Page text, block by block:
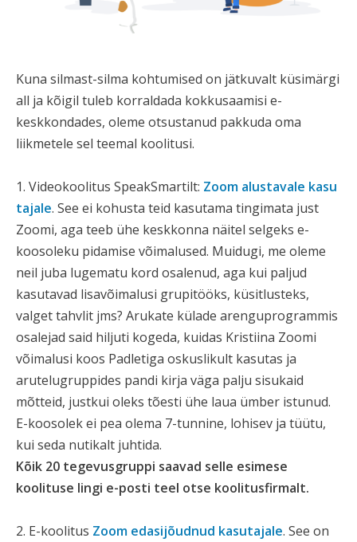
Kuna silmast-silma kohtumised on jätkuvalt küsimärgi
all ja kõigil tuleb korraldada kokkusaamisi e-
keskkondades, oleme otsustanud pakkuda oma
liikmetele sel teemal koolitusi.
1. Videokoolitus SpeakSmartilt: Zoom alustavale kasu
tajale. See ei kohusta teid kasutama tingimata just
Zoomi, aga teeb ühe keskkonna näitel selgeks e-
koosoleku pidamise võimalused. Muidugi, me oleme
neil juba lugematu kord osalenud, aga kui paljud
kasutavad lisavõimalusi grupitööks, küsitlusteks,
valget tahvlit jms? Arukate külade arenguprogrammis
osalejad said hiljuti kogeda, kuidas Kristiina Zoomi
võimalusi koos Padletiga oskuslikult kasutas ja
arutelugruppides pandi kirja väga palju sisukaid
mõtteid, justkui oleks tõesti ühe laua ümber istunud.
E-koosolek ei pea olema 7-tunnine, lohisev ja tüütu,
kui seda nutikalt juhtida.
Kõik 20 tegevusgruppi saavad selle esimese
koolituse lingi e-posti teel otse koolitusfirmalt.
2. E-koolitus Zoom edasijõudnud kasutajale. See on